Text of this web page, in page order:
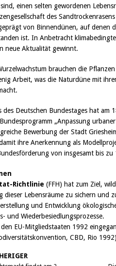
einen selten gewordenen
des
von Binnendünen, auf denen
ist. In Anbetracht
neue Aktualität gewinnt.
brauchen die
Arbeit, was die Naturdüne mit
des Deutschen Bundestages hat
„Anpassung
Bewerbung der Stadt
ihre Anerkennung als
von insgesamt bis zu
Richtlinie (FFH) hat zum Ziel,
dieser Lebensräume zu sichern und
und Entwicklung
und Wiederbesiedlungsprozesse.
EU-Mitgliedstaaten 1992
CBD, Rio